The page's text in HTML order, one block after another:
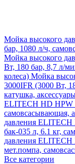
Мойка высокого
бар, 1080 л/ч,
Мойка высокого
Вт, 180 бар, 8,7 л/
колеса) Мойка
3000IFR (3000 Вт,
катушка,
ELITECH HD HPW
самовсасывающая,
давления ELITECH
бак-035 л, 6.1 кг,
давления
мет.помпа,
Все категории